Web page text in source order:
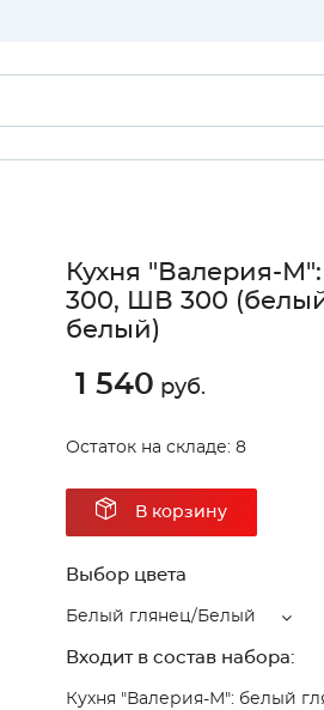
Кухня "Валерия-
300, ШВ 300
белый)
1 540 руб.
Остаток на складе: 8
В корзину
Выбор цвета
Белый глянец/Белый
Входит в состав набора:
Кухня "Валерия-М": белый